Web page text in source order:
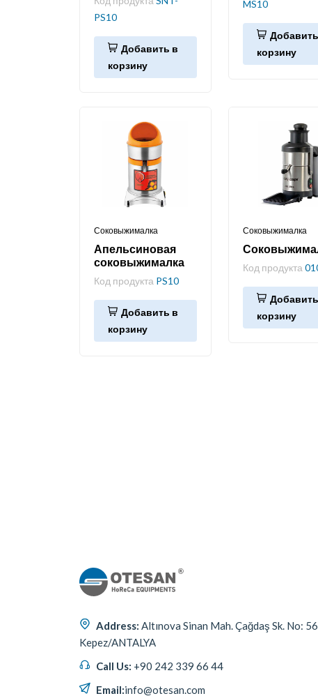
PS10
Добавить в
корзину
MS10
корзину
Соковыжималка
Апельсиновая
соковыжималка
Код продукта PS10
Добавить в
корзину
Соковыжималка
Код продукта
корзину
Address: Altınova Sinan Mah. Çağdaş Sk. No: 56
Kepez/ANTALYA
Call Us: +90 242 339 66 44
Email:info@otesan.com